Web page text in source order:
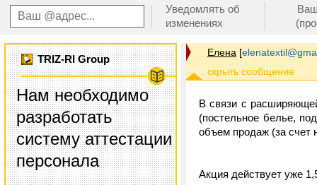
Уведомлять об
изменениях
TRIZ-RI Group
Нам необходимо
разработать
систему аттестации
персонала
Елена [
В связи с
(постельное белье,
объем продаж (за счет
Акция действует уже